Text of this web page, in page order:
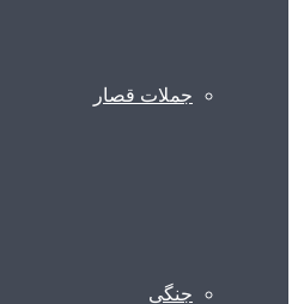
جملات قصار
جنگی